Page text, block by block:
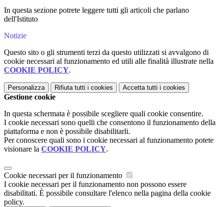
In questa sezione potrete leggere tutti gli articoli che parlano
dell'Istituto
Notizie
Questo sito o gli strumenti terzi da questo utilizzati si avvalgono di
cookie necessari al funzionamento ed utili alle finalità illustrate nella
COOKIE POLICY.
Personalizza Rifiuta tutti i cookies Accetta tutti i cookies
Gestione cookie
In questa schermata è possibile scegliere quali cookie consentire.
I cookie necessari sono quelli che consentono il funzionamento della
piattaforma e non è possibile disabilitarli.
Per conoscere quali sono i cookie necessari al funzionamento potete
visionare la COOKIE POLICY.
Cookie necessari per il funzionamento
I cookie necessari per il funzionamento non possono essere
disabilitati. È possibile consultare l'elenco nella pagina della cookie
policy.